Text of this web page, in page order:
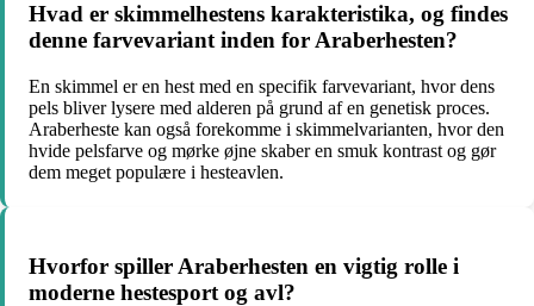
Hvad er skimmelhestens karakteristika, og findes
denne farvevariant inden for Araberhesten?
En skimmel er en hest med en specifik farvevariant, hvor dens
pels bliver lysere med alderen på grund af en genetisk proces.
Araberheste kan også forekomme i skimmelvarianten, hvor den
hvide pelsfarve og mørke øjne skaber en smuk kontrast og gør
dem meget populære i hesteavlen.
Hvorfor spiller Araberhesten en vigtig rolle i
moderne hestesport og avl?